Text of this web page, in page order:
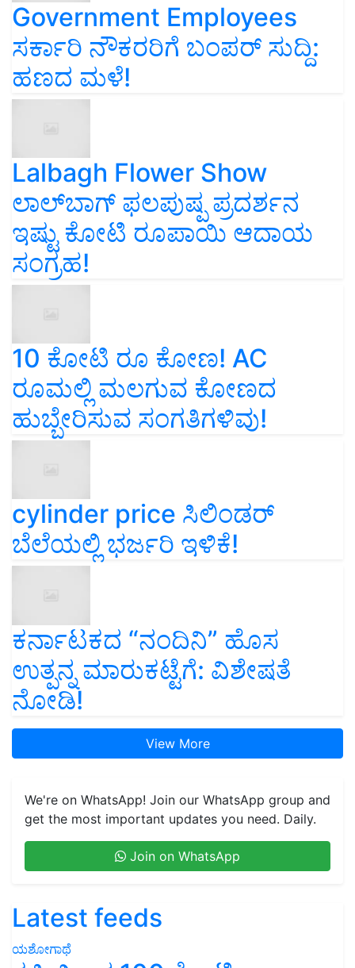
Government Employees
ಸರ್ಕಾರಿ ನೌಕರರಿಗೆ ಬಂಪರ್‌ ಸುದ್ದಿ:
ಹಣದ ಮಳೆ!
Lalbagh Flower Show
ಲಾಲ್‌ಬಾಗ್ ಫಲಪುಷ್ಪ ಪ್ರದರ್ಶನ
ಇಷ್ಟು ಕೋಟಿ ರೂಪಾಯಿ ಆದಾಯ
ಸಂಗ್ರಹ!
10 ಕೋಟಿ ರೂ ಕೋಣ! AC
ರೂಮಲ್ಲಿ ಮಲಗುವ ಕೋಣದ
ಹುಬ್ಬೇರಿಸುವ ಸಂಗತಿಗಳಿವು!
cylinder price ಸಿಲಿಂಡರ್‌
ಬೆಲೆಯಲ್ಲಿ ಭರ್ಜರಿ ಇಳಿಕೆ!
ಕರ್ನಾಟಕದ “ನಂದಿನಿ” ಹೊಸ
ಉತ್ಪನ್ನ ಮಾರುಕಟ್ಟೆಗೆ: ವಿಶೇಷತೆ
ನೋಡಿ!
View More
We're on WhatsApp! Join our WhatsApp group and
get the most important updates you need. Daily.
Join on WhatsApp
Latest feeds
ಯಶೋಗಾಥೆ